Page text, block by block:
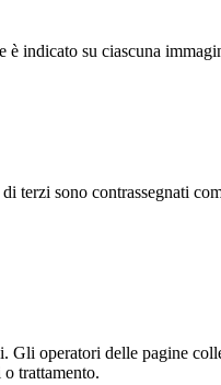
indicato su ciascuna
terzi sono contrassegnati
Gli operatori delle pagine
trattamento.